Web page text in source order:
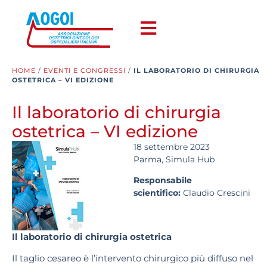
HOME / EVENTI E CONGRESSI / IL LABORATORIO DI CHIRURGIA
OSTETRICA – VI EDIZIONE
Il laboratorio di chirurgia
ostetrica – VI edizione
18 settembre 2023
Parma, Simula Hub
Responsabile
scientifico: Claudio Crescini
Il laboratorio di chirurgia ostetrica
Il taglio cesareo è l’intervento chirurgico più diffuso nel